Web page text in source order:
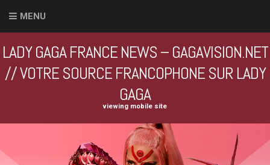
MENU
LADY GAGA FRANCE NEWS – GAGAVISION.NET
// VOTRE SOURCE FRANCOPHONE SUR LADY
GAGA
viewing mobile site